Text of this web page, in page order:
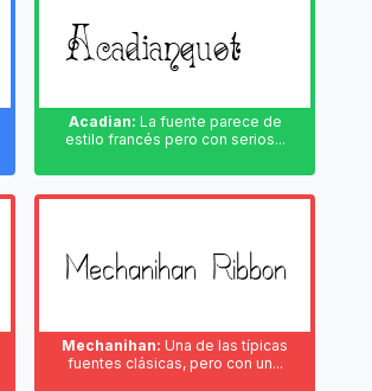
Acadian: La fuente parece de
estilo francés pero con serios...
Mechanihan: Una de las típicas
fuentes clásicas, pero con un...